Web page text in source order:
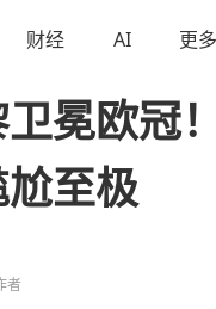
财经 AI 更多
冕欧冠
至极
者